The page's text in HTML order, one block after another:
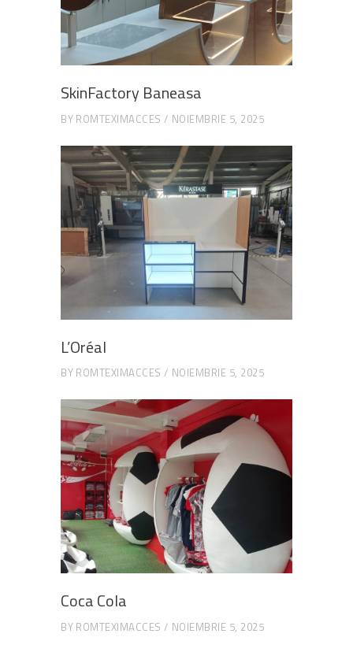
SkinFactory Baneasa
BY ROMTEXIMACCES NOIEMBRIE 5, 2025
L’Oréal
BY ROMTEXIMACCES NOIEMBRIE 5, 2025
Coca Cola
BY ROMTEXIMACCES NOIEMBRIE 5, 2025